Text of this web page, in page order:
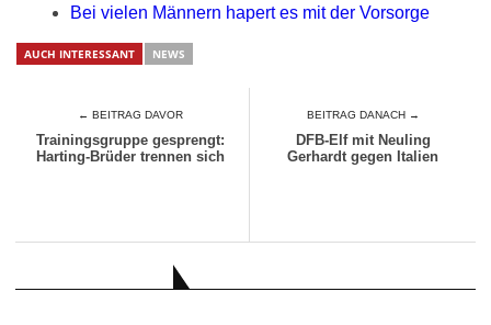
Bei vielen Männern hapert es mit der Vorsorge
AUCH INTERESSANT NEWS
← BEITRAG DAVOR
Trainingsgruppe gesprengt:
Harting-Brüder trennen sich
BEITRAG DANACH →
DFB-Elf mit Neuling
Gerhardt gegen Italien